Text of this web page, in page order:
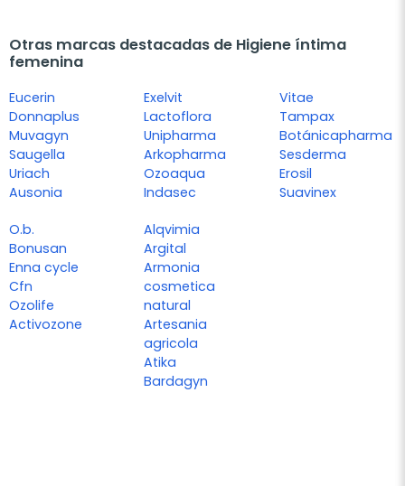
Otras marcas destacadas de Higiene íntima
femenina
Eucerin
Donnaplus
Muvagyn
Saugella
Uriach
Ausonia
Exelvit
Lactoflora
Unipharma
Arkopharma
Ozoaqua
Indasec
Vitae
Tampax
Botánicapharma
Sesderma
Erosil
Suavinex
O.b.
Bonusan
Enna cycle
Cfn
Ozolife
Activozone
Alqvimia
Argital
Armonia
cosmetica
natural
Artesania
agricola
Atika
Bardagyn